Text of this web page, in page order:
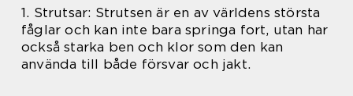
1. Strutsar: Strutsen är en av världens största
fåglar och kan inte bara springa fort, utan har
också starka ben och klor som den kan
använda till både försvar och jakt.